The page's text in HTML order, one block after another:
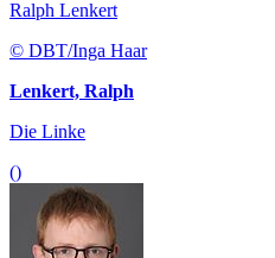
Ralph Lenkert
© DBT/Inga Haar
Lenkert, Ralph
Die Linke
()